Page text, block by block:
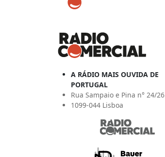
A RÁDIO MAIS OUVIDA DE
PORTUGAL
Rua Sampaio e Pina n° 24/26
1099-044 Lisboa